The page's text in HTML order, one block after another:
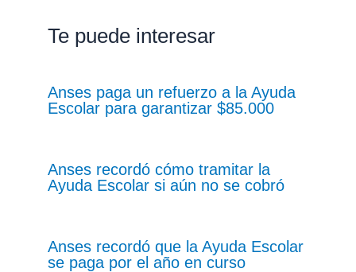
Te puede interesar
Anses paga un refuerzo a la Ayuda
Escolar para garantizar $85.000
Anses recordó cómo tramitar la
Ayuda Escolar si aún no se cobró
Anses recordó que la Ayuda Escolar
se paga por el año en curso